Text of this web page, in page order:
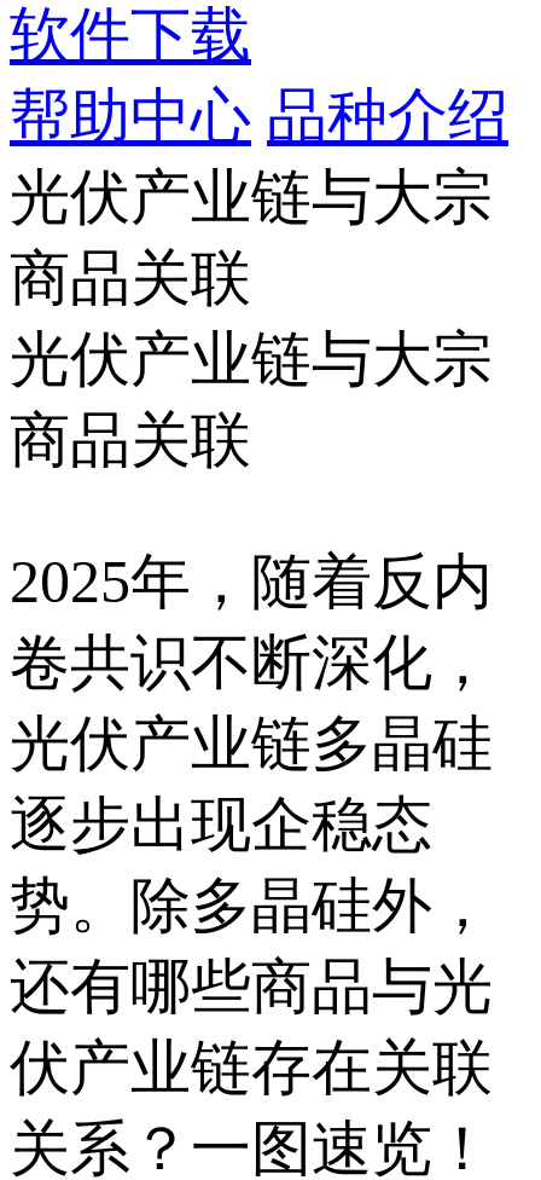
软件下载
帮助中心 品种介绍
光伏产业链与大宗
商品关联
光伏产业链与大宗
商品关联
2025年，随着反内
卷共识不断深化，
光伏产业链多晶硅
逐步出现企稳态
势。除多晶硅外，
还有哪些商品与光
伏产业链存在关联
关系？一图速览！